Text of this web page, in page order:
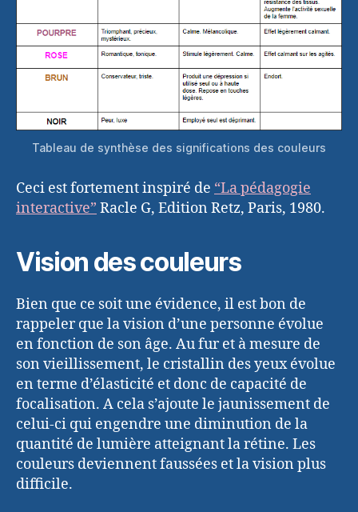
Tableau de synthèse des significations des couleurs
Ceci est fortement inspiré de “La pédagogie
interactive” Racle G, Edition Retz, Paris, 1980.
Vision des couleurs
Bien que ce soit une évidence, il est bon de
rappeler que la vision d’une personne évolue
en fonction de son âge. Au fur et à mesure de
son vieillissement, le cristallin des yeux évolue
en terme d’élasticité et donc de capacité de
focalisation. A cela s’ajoute le jaunissement de
celui-ci qui engendre une diminution de la
quantité de lumière atteignant la rétine. Les
couleurs deviennent faussées et la vision plus
difficile.